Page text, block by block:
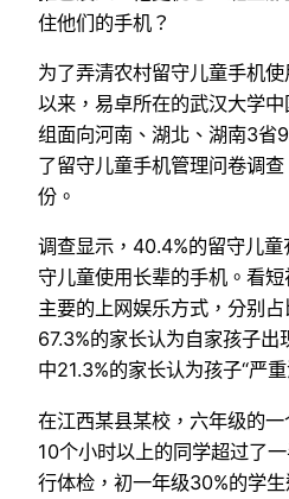
住他们的手机？
为了弄清农村留守儿童手机
以来，易卓所在的武汉大学
组面向河南、湖北、湖南3省
了留守儿童手机管理问卷调
份。
调查显示，40.4%的留守儿
守儿童使用长辈的手机。看
主要的上网娱乐方式，分别
67.3%的家长认为自家孩子
中21.3%的家长认为孩子“严重
在江西某县某校，六年级的
10个小时以上的同学超过了
行体检，初一年级30%的学